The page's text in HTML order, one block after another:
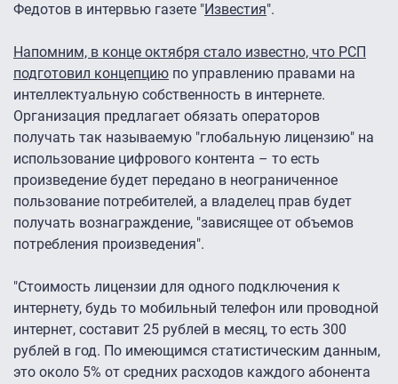
Федотов в интервью газете "Известия".
Напомним, в конце октября стало известно, что РСП
подготовил концепцию по управлению правами на
интеллектуальную собственность в интернете.
Организация предлагает обязать операторов
получать так называемую "глобальную лицензию" на
использование цифрового контента – то есть
произведение будет передано в неограниченное
пользование потребителей, а владелец прав будет
получать вознаграждение, "зависящее от объемов
потребления произведения".
"Стоимость лицензии для одного подключения к
интернету, будь то мобильный телефон или проводной
интернет, составит 25 рублей в месяц, то есть 300
рублей в год. По имеющимся статистическим данным,
это около 5% от средних расходов каждого абонента